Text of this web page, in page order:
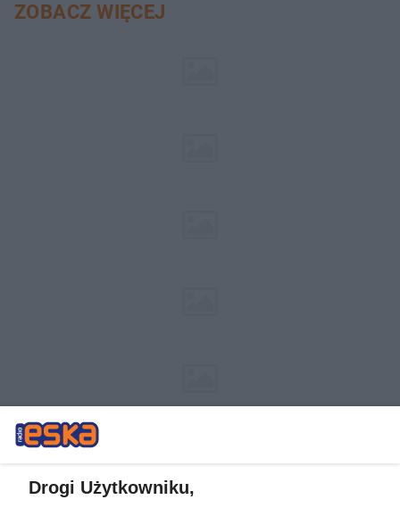
ZOBACZ WIĘCEJ
Drogi Użytkowniku,